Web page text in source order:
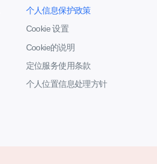
个人信息保护政策
Cookie 设置
Cookie的说明
定位服务使用条款
个人位置信息处理方针